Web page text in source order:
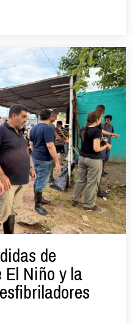
de
El Niño y la